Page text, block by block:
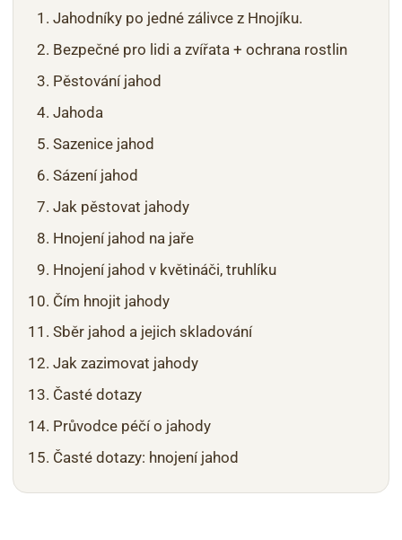
Jahodníky po jedné zálivce z Hnojíku.
Bezpečné pro lidi a zvířata + ochrana rostlin
Pěstování jahod
Jahoda
Sazenice jahod
Sázení jahod
Jak pěstovat jahody
Hnojení jahod na jaře
Hnojení jahod v květináči, truhlíku
Čím hnojit jahody
Sběr jahod a jejich skladování
Jak zazimovat jahody
Časté dotazy
Průvodce péčí o jahody
Časté dotazy: hnojení jahod